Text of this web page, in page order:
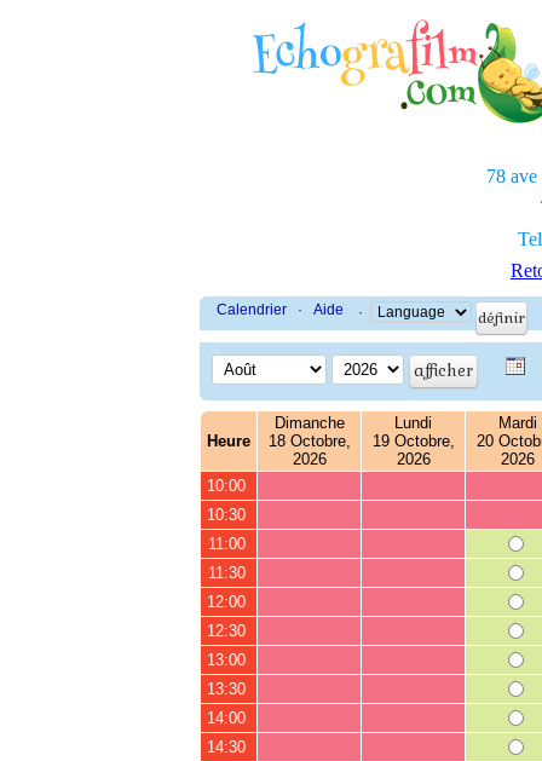
78 ave
Calendrier · Aide ·
Heure
Dimanche
18 Octobre,
2026
Lundi
19 Octobre,
2026
Mardi
20
2026
10:00
10:30
11:00
11:30
12:00
12:30
13:00
13:30
14:00
14:30